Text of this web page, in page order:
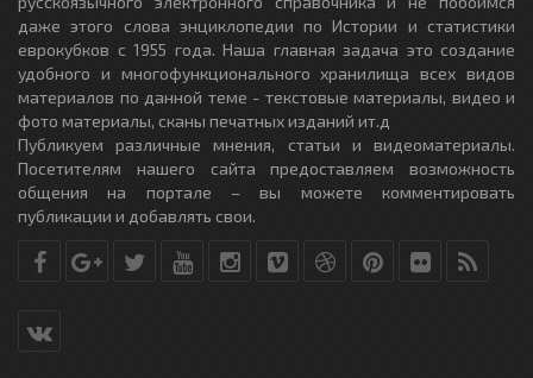
даже этого слова энциклопедии по Истории и статистики
еврокубков с 1955 года. Наша главная задача это создание
удобного и многофункционального хранилища всех видов
материалов по данной теме - текстовые материалы, видео и
фото материалы, сканы печатных изданий ит.д
Публикуем различные мнения, статьи и видеоматериалы.
Посетителям нашего сайта предоставляем возможность
общения на портале – вы можете комментировать
публикации и добавлять свои.